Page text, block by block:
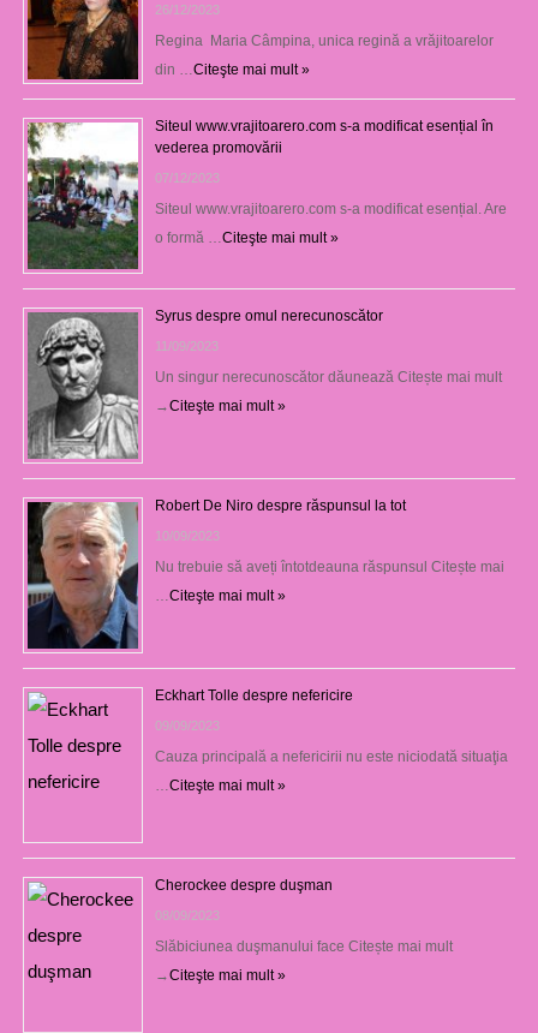
26/12/2023
Regina Maria Câmpina, unica regină a vrăjitoarelor
din … Citeşte mai mult »
Siteul www.vrajitoarero.com s-a modificat esențial în
vederea promovării
07/12/2023
Siteul www.vrajitoarero.com s-a modificat esențial. Are
o formă … Citeşte mai mult »
Syrus despre omul nerecunoscător
11/09/2023
Un singur nerecunoscător dăunează Citește mai mult
→Citeşte mai mult »
Robert De Niro despre răspunsul la tot
10/09/2023
Nu trebuie să aveți întotdeauna răspunsul Citește mai
Citeşte mai mult »
Eckhart Tolle despre nefericire
09/09/2023
Cauza principală a nefericirii nu este niciodată situaţia
Citeşte mai mult »
Cherockee despre duşman
08/09/2023
Slăbiciunea duşmanului face Citește mai mult
→Citeşte mai mult »